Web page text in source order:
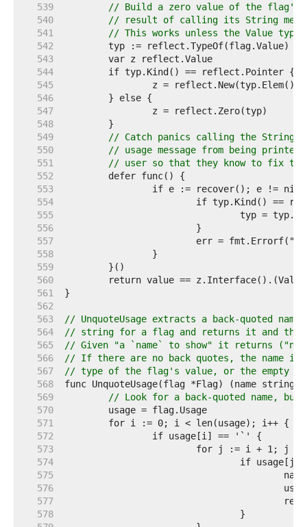
   539
// Build a zero value of the flag's
   540
// result of calling its String
   541
// This works unless the Value
   542
   543
   544
   545
   546
   547
   548
   549
// Catch panics calling the String
   550
// usage message from being
   551
// user so that they know to fix
   552
   553
   554
   555
   556
   557
   558
   559
   560
   561
   562
   563
// UnquoteUsage extracts a back-quoted name
   564
// string for a flag and returns it and the
   565
// Given "a `name` to show" it returns
   566
// If there are no back quotes, the name is
   567
// type of the flag's value, or the empty
   568
   569
// Look for a back-quoted name,
   570
   571
   572
   573
   574
   575
   576
   577
   578